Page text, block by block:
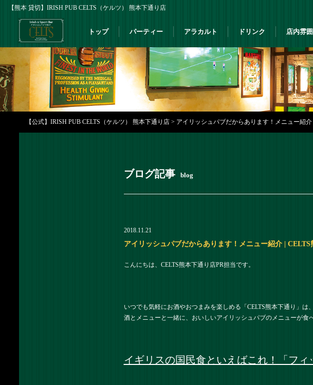
【熊本 貸切】IRISH PUB CELTS（ケルツ） 熊本下通り店
トップ パーティー アラカルト ドリンク 店内雰
【公式】IRISH PUB CELTS（ケルツ） 熊本下通り店 > アイリッシュパブだからあります！メニュー紹介
ブログ記事 blog
2018.11.21
アイリッシュパブだからあります！メニュー紹介 | CELTS
こんにちは、CELTS熊本下通り店PR担当です。
いつでも気軽にお酒やおつまみを楽しめる「CELTS熊本下通り」
酒とメニューと一緒に、おいしいアイリッシュパブのメニューが食
イギリスの国民食といえばこれ！「フィ